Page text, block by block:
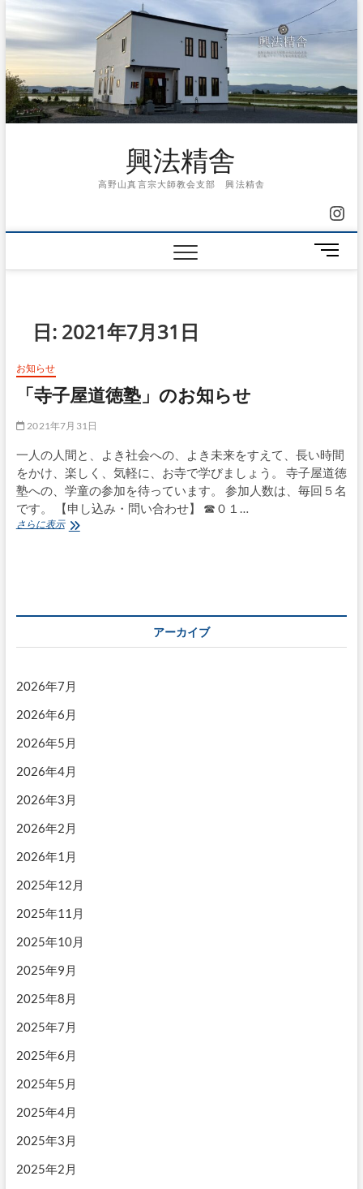
content
興法精舎
高野山真言宗大師教会支部 興法精舎
メ
ニ
日: 2021年7月31日
お知らせ
「寺子屋道徳塾」のお知らせ
2021年7月31日
一人の人間と、よき社会への、よき未来をすえて、長い時間
をかけ、楽しく、気軽に、お寺で学びましょう。 寺子屋道徳
塾への、学童の参加を待っています。 参加人数は、毎回５名
です。 【申し込み・問い合わせ】 ☎０１…
さらに表示「寺
アーカイブ
2026年7月
2026年6月
2026年5月
2026年4月
2026年3月
2026年2月
2026年1月
2025年12月
2025年11月
2025年10月
2025年9月
2025年8月
2025年7月
2025年6月
2025年5月
2025年4月
2025年3月
2025年2月